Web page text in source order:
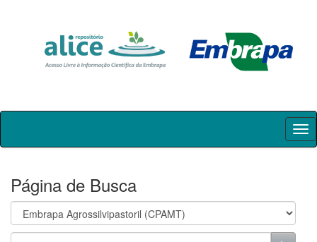
Skip
Página de Busca